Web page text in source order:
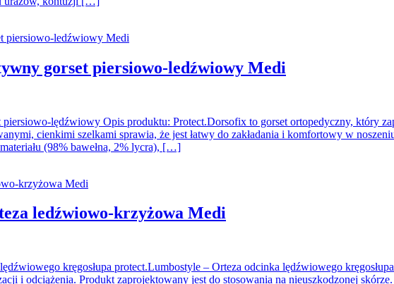
gorset piersiowo-ledźwiowy Medi
lędźwiowy Opis produktu: Protect.Dorsofix to gorset ortopedyczny, który
cienkimi szelkami sprawia, że jest łatwy do zakładania i komfortowy w
(98% bawełna, 2% lycra), […]
ledźwiowo-krzyżowa Medi
kręgosłupa protect.Lumbostyle – Orteza odcinka lędźwiowego
i odciążenia. Produkt zaprojektowany jest do stosowania na nieuszkodzonej